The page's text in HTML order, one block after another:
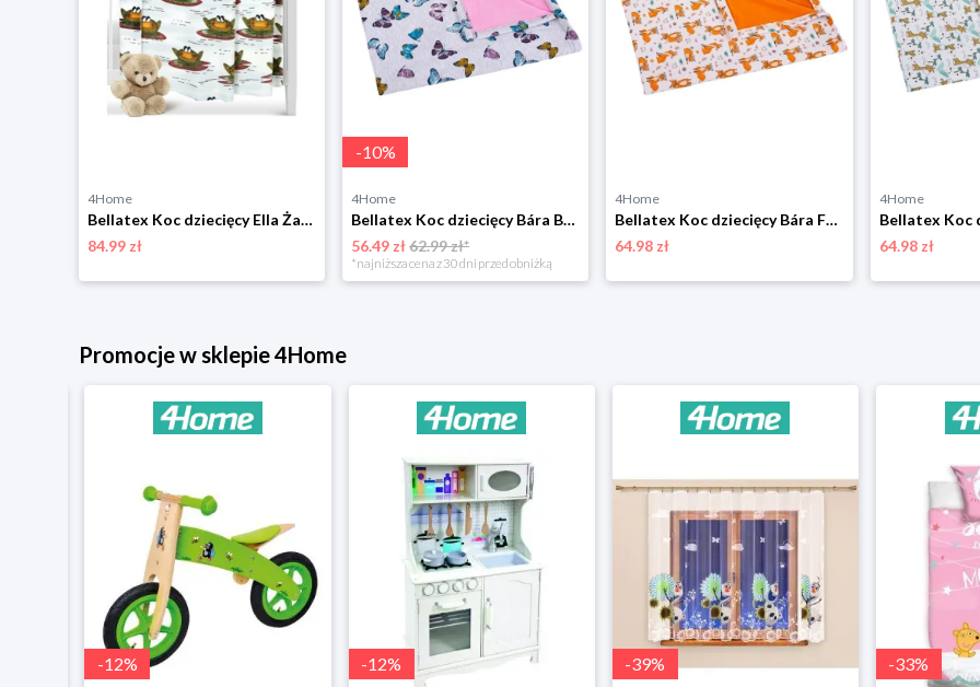
4Home
Bellatex Koc dziecięcy Ella Żaba, 100 x 150 cm
84.99 zł
-10%
4Home
Bellatex Koc dziecięcy Bára Butterfly różowy, 75 x 100 cm
56.49 zł62.99 zł*
*najniższa cena z 30 dni przed obniżką
4Home
Bellatex Koc dziecięcy Bára Fox pomarańczowy, 75 x 100 cm
64.98 zł
4Home
64.98 zł
Promocje w sklepie 4Home
12% 12% 39% -33%